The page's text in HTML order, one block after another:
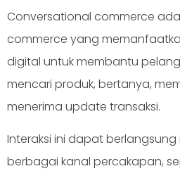
Conversational commerce
commerce yang
digital untuk membantu
mencari produk, bertanya,
menerima update transaksi.
Interaksi ini dapat berlangsung
berbagai kanal percakapan,